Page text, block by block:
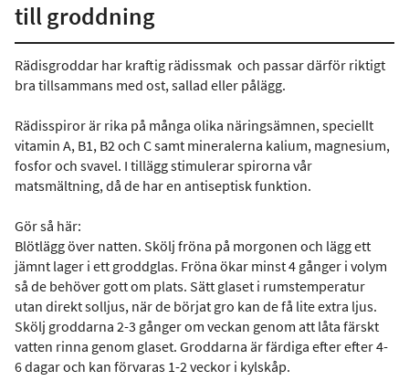
till groddning
Rädisgroddar har kraftig rädissmak och passar därför riktigt
bra tillsammans med ost, sallad eller pålägg.
Rädisspiror är rika på många olika näringsämnen, speciellt
vitamin A, B1, B2 och C samt mineralerna kalium, magnesium,
fosfor och svavel. I tillägg stimulerar spirorna vår
matsmältning, då de har en antiseptisk funktion.
Gör så här:
Blötlägg över natten. Skölj fröna på morgonen och lägg ett
jämnt lager i ett groddglas. Fröna ökar minst 4 gånger i volym
så de behöver gott om plats. Sätt glaset i rumstemperatur
utan direkt solljus, när de börjat gro kan de få lite extra ljus.
Skölj groddarna 2-3 gånger om veckan genom att låta färskt
vatten rinna genom glaset. Groddarna är färdiga efter efter 4-
6 dagar och kan förvaras 1-2 veckor i kylskåp.